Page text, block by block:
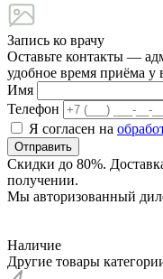
Запись ко врачу
Оставьте контакты —
удобное время приёма у
Имя
Телефон
Я согласен на
Отправить
Скидки до 80%.
получении.
Мы авторизованный
Наличие
Другие товары